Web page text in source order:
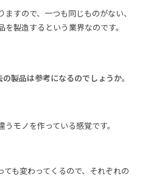
すので、一つも同じものがない、
製造するという業界なのです。
製品は参考になるのでしょうか。
モノを作っている感覚です。
ても変わってくるので、それぞれの